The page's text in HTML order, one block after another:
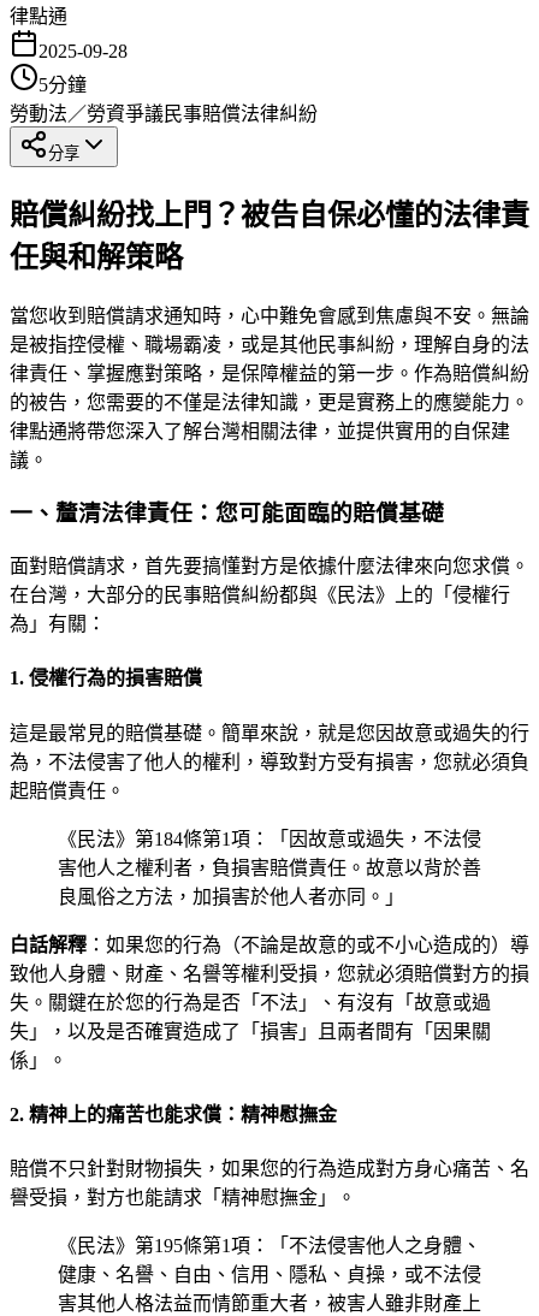
律點通
2025-09-28
5分鐘
勞動法／勞資爭議民事賠償法律糾紛
分享
賠償糾紛找上門？被告自保必懂的法律責
任與和解策略
當您收到賠償請求通知時，心中難免會感到焦慮與不安。無論
是被指控侵權、職場霸凌，或是其他民事糾紛，理解自身的法
律責任、掌握應對策略，是保障權益的第一步。作為賠償糾紛
的被告，您需要的不僅是法律知識，更是實務上的應變能力。
律點通將帶您深入了解台灣相關法律，並提供實用的自保建
議。
一、釐清法律責任：您可能面臨的賠償基礎
面對賠償請求，首先要搞懂對方是依據什麼法律來向您求償。
在台灣，大部分的民事賠償糾紛都與《民法》上的「侵權行
為」有關：
1. 侵權行為的損害賠償
這是最常見的賠償基礎。簡單來說，就是您因故意或過失的行
為，不法侵害了他人的權利，導致對方受有損害，您就必須負
起賠償責任。
《民法》第184條第1項：「因故意或過失，不法侵
害他人之權利者，負損害賠償責任。故意以背於善
良風俗之方法，加損害於他人者亦同。」
白話解釋 ：如果您的行為（不論是故意的或不小心造成的）導
致他人身體、財產、名譽等權利受損，您就必須賠償對方的損
失。關鍵在於您的行為是否「不法」、有沒有「故意或過
失」，以及是否確實造成了「損害」且兩者間有「因果關
係」。
2. 精神上的痛苦也能求償：精神慰撫金
賠償不只針對財物損失，如果您的行為造成對方身心痛苦、名
譽受損，對方也能請求「精神慰撫金」。
《民法》第195條第1項：「不法侵害他人之身體、
健康、名譽、自由、信用、隱私、貞操，或不法侵
害其他人格法益而情節重大者，被害人雖非財產上